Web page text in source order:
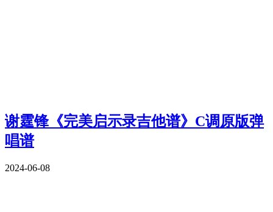
谢霆锋《完美启示录吉他谱》C调原版弹
唱谱
2024-06-08